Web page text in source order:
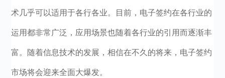
术几乎可以适用于各行各业。目前，电子签约在各行业的
运用都非常广泛，应用场景也随着各行业的引用而逐渐丰
富。随着信息技术的发展，相信在不久的将来，电子签约
市场将会迎来全面大爆发。